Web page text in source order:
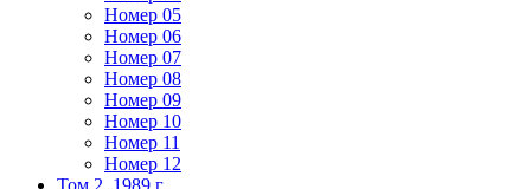
Номер 05
Номер 06
Номер 07
Номер 08
Номер 09
Номер 10
Номер 11
Номер 12
Том 2, 1989 г.